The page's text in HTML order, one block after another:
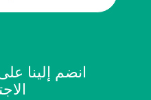
انضم إلينا